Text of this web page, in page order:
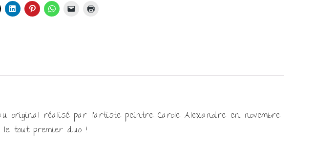
réalisé par l’artiste peintre Carole Alexandre en novembre
le tout premier duo !